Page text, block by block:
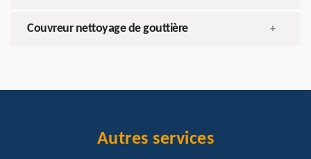
Couvreur nettoyage de gouttière +
Autres services